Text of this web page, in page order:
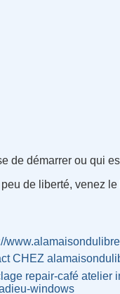
de démarrer ou qui
de liberté, venez
CHEZ
repair-café atelier
windows